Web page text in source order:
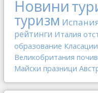
Новини
туризм
рейтинги Италия
образование
Великобритания
Майски празници